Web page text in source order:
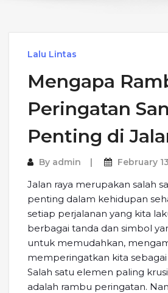
Lalu Lintas
Mengapa
Peringatan
Penting di
By admin February
Jalan raya merupakan salah
penting dalam kehidupan
setiap perjalanan yang kita
berbagai tanda dan simbol
untuk memudahkan,
memperingatkan kita
Salah satu elemen paling
adalah rambu peringatan.